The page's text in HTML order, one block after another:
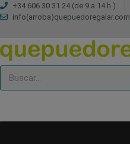
+34 606 30 31 24 (de 9 a 14 h.)
info(arroba)quepuedoregalar.com